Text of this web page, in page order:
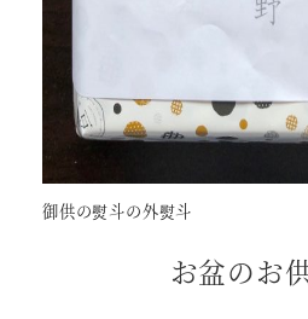
御供の熨斗の外熨斗
お盆のお